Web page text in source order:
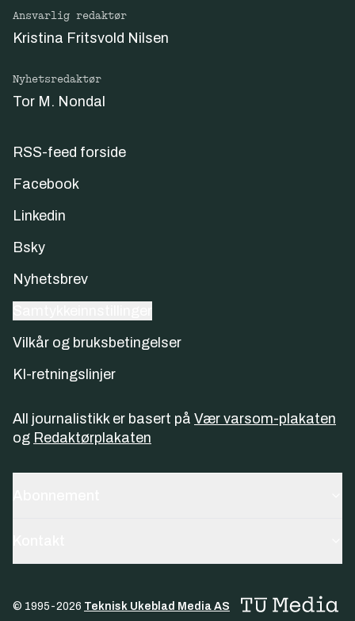
Ansvarlig redaktør
Kristina Fritsvold Nilsen
Nyhetsredaktør
Tor M. Nondal
RSS-feed forside
Facebook
Linkedin
Bsky
Nyhetsbrev
Vilkår og bruksbetingelser
KI-retningslinjer
All journalistikk er basert på Vær varsom-plakaten
og Redaktørplakaten
© 1995-2026 Teknisk Ukeblad Media AS